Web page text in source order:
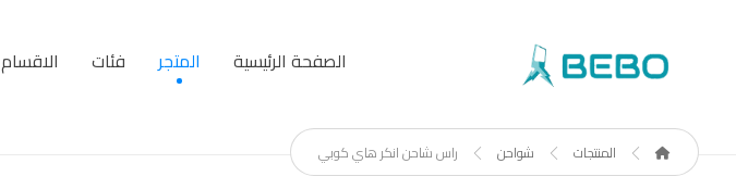
الصفحة الرئيسية المتجر فئات الاقسام
المنتجات شواحن راس شاحن انكر هاي كوبي